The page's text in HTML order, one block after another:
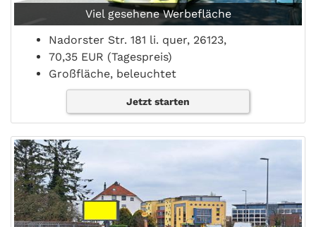
Viel gesehene Werbefläche
Nadorster Str. 181 li. quer, 26123,
70,35 EUR (Tagespreis)
Großfläche, beleuchtet
Jetzt starten